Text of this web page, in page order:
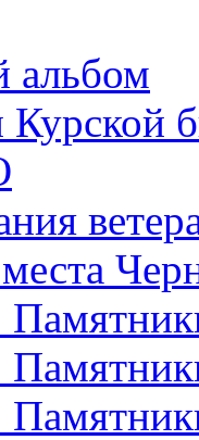
альбом
Курской